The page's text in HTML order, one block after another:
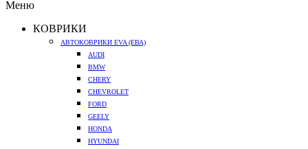
Меню
КОВРИКИ
АВТОКОВРИКИ EVA (ЕВА)
AUDI
BMW
CHERY
CHEVROLET
FORD
GEELY
HONDA
HYUNDAI